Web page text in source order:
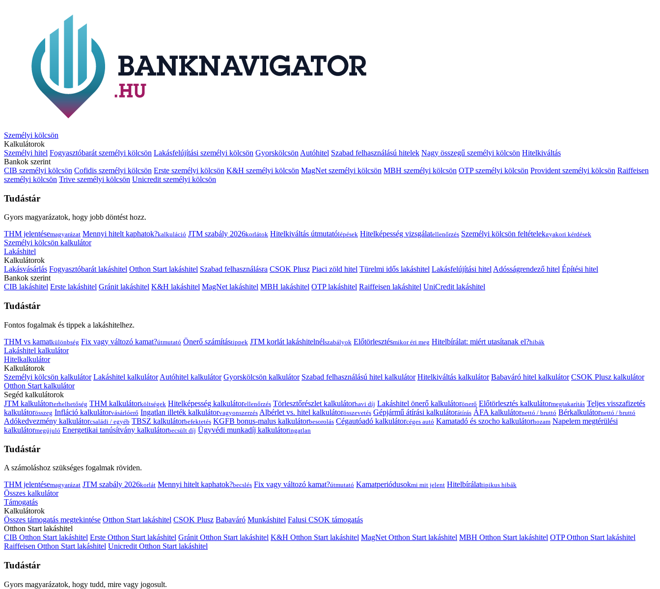
Személyi kölcsön
Kalkulátorok
Személyi hitel Fogyasztóbarát személyi kölcsön Lakásfelújítási személyi kölcsön Gyorskölcsön Autóhitel Szabad felhasználású hitelek Nagy összegű személyi kölcsön Hitelkiváltás
Bankok szerint
CIB személyi kölcsön Cofidis személyi kölcsön Erste személyi kölcsön K&H személyi kölcsön MagNet személyi kölcsön MBH személyi kölcsön OTP személyi kölcsön Provident személyi kölcsön Raiffeisen
személyi kölcsön Trive személyi kölcsön Unicredit személyi kölcsön
Tudástár
Gyors magyarázatok, hogy jobb döntést hozz.
THM jelentésemagyarázat Mennyi hitelt kaphatok?kalkuláció JTM szabály 2026korlátok Hitelkiváltás útmutatólépések Hitelképesség vizsgálatellenőrzés Személyi kölcsön feltételekgyakori kérdések
Személyi kölcsön kalkulátor
Lakáshitel
Kalkulátorok
Lakásvásárlás Fogyasztóbarát lakáshitel Otthon Start lakáshitel Szabad felhasználásra CSOK Plusz Piaci zöld hitel Türelmi idős lakáshitel Lakásfelújítási hitelAdósságrendező hitel Építési hitel
Bankok szerint
CIB lakáshitel Erste lakáshitel Gránit lakáshitel K&H lakáshitel MagNet lakáshitel MBH lakáshitel OTP lakáshitel Raiffeisen lakáshitel UniCredit lakáshitel
Tudástár
Fontos fogalmak és tippek a lakáshitelhez.
THM vs kamatkülönbség Fix vagy változó kamat?útmutató Önerő számítástippek JTM korlát lakáshitelnélszabályok Előtörlesztésmikor éri meg Hitelbírálat: miért utasítanak el?hibák
Lakáshitel kalkulátor
Hitelkalkulátor
Kalkulátorok
Személyi kölcsön kalkulátor Lakáshitel kalkulátor Autóhitel kalkulátor Gyorskölcsön kalkulátor Szabad felhasználású hitel kalkulátor Hitelkiváltás kalkulátor Babaváró hitel kalkulátor CSOK Plusz kalkulátor
Otthon Start kalkulátor
Segéd kalkulátorok
JTM kalkulátorterhelhetőség THM kalkulátorköltségek Hitelképesség kalkulátorellenőrzés Törlesztőrészlet kalkulátorhavi díj Lakáshitel önerő kalkulátorönerő Előtörlesztés kalkulátormegtakarítás Teljes visszafizetés
kalkulátorösszeg Infláció kalkulátorvásárlóerő Ingatlan illeték kalkulátorvagyonszerzés Albérlet vs. hitel kalkulátorösszevetés Gépjármű átírási kalkulátorátírás ÁFA kalkulátornettó / bruttó Bérkalkulátornettó / bruttó
Adókedvezmény kalkulátorcsaládi / egyéb TBSZ kalkulátorbefektetés KGFB bonus-malus kalkulátorbesorolás Cégautóadó kalkulátorcéges autó Kamatadó és szocho kalkulátorhozam Napelem megtérülési
kalkulátormegújuló Energetikai tanúsítvány kalkulátorbecsült díj Ügyvédi munkadíj kalkulátoringatlan
Tudástár
A számoláshoz szükséges fogalmak röviden.
THM jelentésemagyarázat JTM szabály 2026korlát Mennyi hitelt kaphatok?becslés Fix vagy változó kamat?útmutató Kamatperiódusokmi mit jelent Hitelbírálattipikus hibák
Összes kalkulátor
Támogatás
Kalkulátorok
Összes támogatás megtekintése Otthon Start lakáshitel CSOK Plusz Babaváró Munkáshitel Falusi CSOK támogatás
Otthon Start lakáshitel
CIB Otthon Start lakáshitel Erste Otthon Start lakáshitel Gránit Otthon Start lakáshitel K&H Otthon Start lakáshitel MagNet Otthon Start lakáshitel MBH Otthon Start lakáshitel OTP Otthon Start lakáshitel
Raiffeisen Otthon Start lakáshitel Unicredit Otthon Start lakáshitel
Tudástár
Gyors magyarázatok, hogy tudd, mire vagy jogosult.